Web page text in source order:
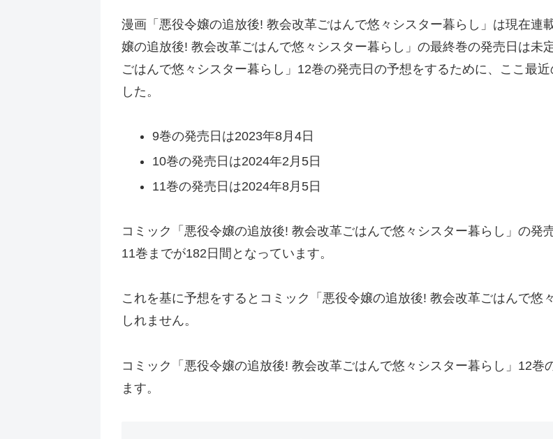
漫画「悪役令嬢の追放後! 教会改革ごはんで悠々シスター暮らし」は現在連
嬢の追放後! 教会改革ごはんで悠々シスター暮らし」の最終巻の発売日は未
ごはんで悠々シスター暮らし」12巻の発売日の予想をするために、ここ最
した。
9巻の発売日は2023年8月4日
10巻の発売日は2024年2月5日
11巻の発売日は2024年8月5日
コミック「悪役令嬢の追放後! 教会改革ごはんで悠々シスター暮らし」の発
11巻までが182日間となっています。
これを基に予想をするとコミック「悪役令嬢の追放後! 教会改革ごはんで悠
しれません。
コミック「悪役令嬢の追放後! 教会改革ごはんで悠々シスター暮らし」12巻
ます。